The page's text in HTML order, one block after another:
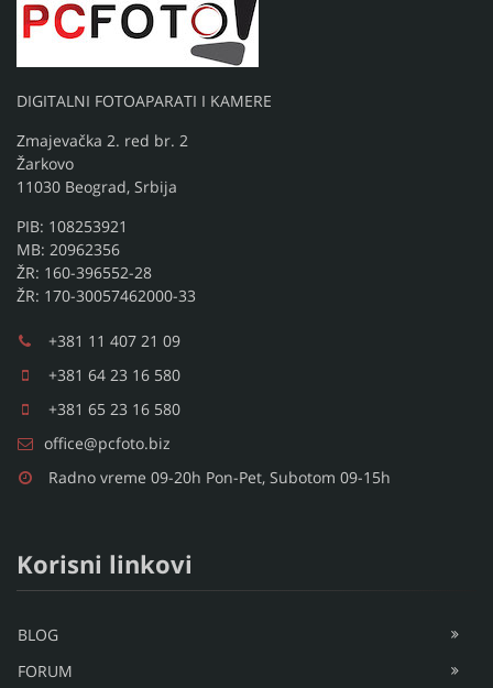
DIGITALNI FOTOAPARATI I KAMERE
Zmajevačka 2. red br. 2
Žarkovo
11030 Beograd, Srbija
PIB: 108253921
MB: 20962356
ŽR: 160-396552-28
ŽR: 170-30057462000-33
+381 11 407 21 09
+381 64 23 16 580
+381 65 23 16 580
office@pcfoto.biz
Radno vreme 09-20h Pon-Pet, Subotom 09-15h
Korisni linkovi
BLOG
FORUM